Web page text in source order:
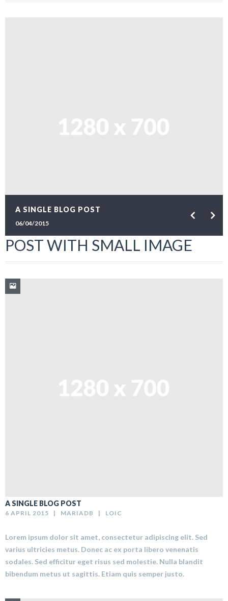
A SINGLE BLOG POST
06/04/2015
POST WITH SMALL IMAGE
A SINGLE BLOG POST
6 APRIL 2015   | MARIADB
   |
LOIC
Lorem ipsum dolor sit amet, consectetur adipiscing elit. Sed
varius ultricies metus. Donec ac ex porta libero venenatis
sodales. Sed efficitur eget risus sed molestie. Nulla blandit
bibendum metus ut sagittis. Etiam quis semper justo.